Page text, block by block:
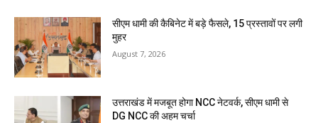
सीएम धामी की कैबिनेट में बड़े फैसले, 15 प्रस्तावों पर लगी
मुहर
August 7, 2026
उत्तराखंड में मजबूत होगा NCC नेटवर्क, सीएम धामी से
DG NCC की अहम चर्चा